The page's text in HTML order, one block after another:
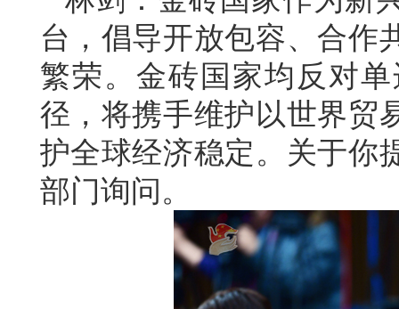
台，倡导开放包容、合作
繁荣。金砖国家均反对
径，将携手维护以世界贸
护全球经济稳定。关于你
部门询问。